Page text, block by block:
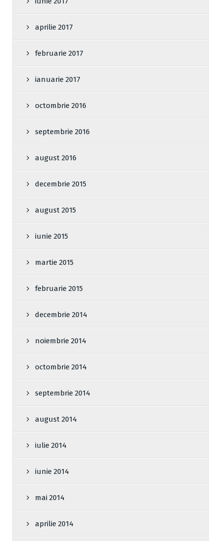
aprilie 2017
februarie 2017
ianuarie 2017
octombrie 2016
septembrie 2016
august 2016
decembrie 2015
august 2015
iunie 2015
martie 2015
februarie 2015
decembrie 2014
noiembrie 2014
octombrie 2014
septembrie 2014
august 2014
iulie 2014
iunie 2014
mai 2014
aprilie 2014